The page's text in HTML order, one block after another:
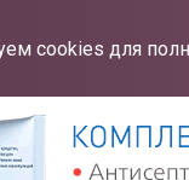
cookies для